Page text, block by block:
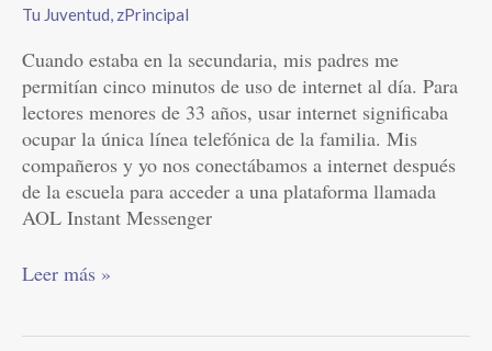
Tu Juventud, zPrincipal
Cuando estaba en la secundaria, mis padres me
permitían cinco minutos de uso de internet al día. Para
lectores menores de 33 años, usar internet significaba
ocupar la única línea telefónica de la familia. Mis
compañeros y yo nos conectábamos a internet después
de la escuela para acceder a una plataforma llamada
AOL Instant Messenger
Leer más »